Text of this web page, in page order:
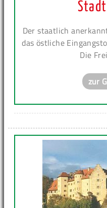
Der staatlich
das östliche
Die
zur